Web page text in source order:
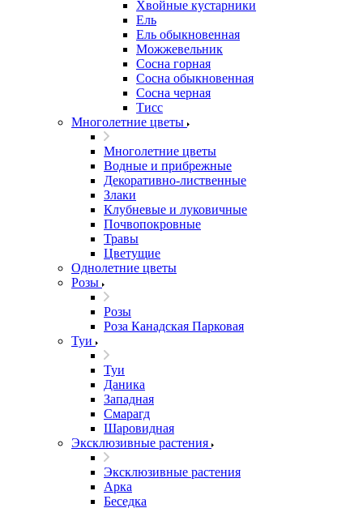
Хвойные кустарники
Ель
Ель обыкновенная
Можжевельник
Сосна горная
Сосна обыкновенная
Сосна черная
Тисс
Многолетние цветы
Многолетние цветы
Водные и прибрежные
Декоративно-лиственные
Злаки
Клубневые и луковичные
Почвопокровные
Травы
Цветущие
Однолетние цветы
Розы
Розы
Роза Канадская Парковая
Туи
Туи
Даника
Западная
Смарагд
Шаровидная
Эксклюзивные растения
Эксклюзивные растения
Арка
Беседка